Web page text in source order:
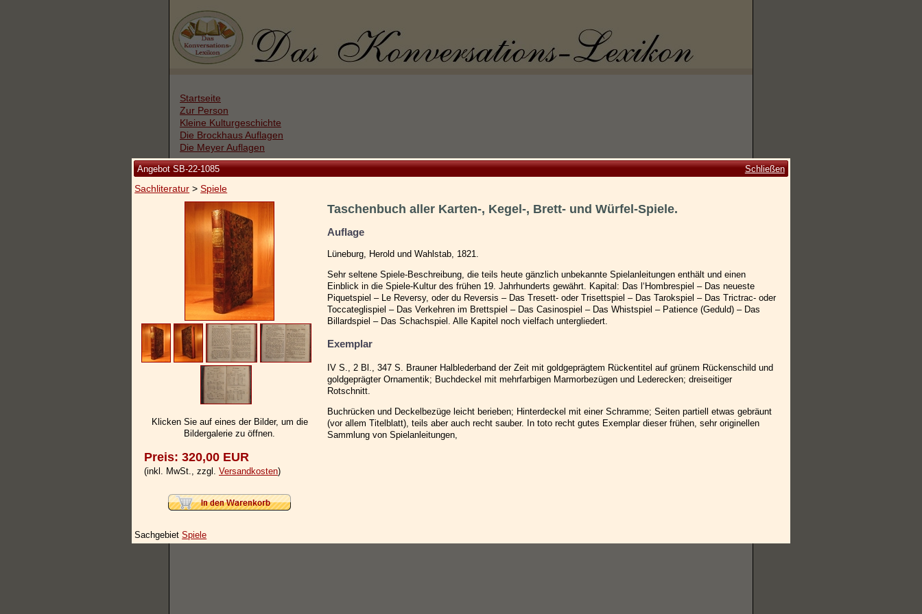
Startseite
Zur Person
Kleine Kulturgeschichte
Die Brockhaus Auflagen
Die Meyer Auflagen
Zu den Angeboten
Ankauf
Versand
Widerrufsbelehrung
Geschäftsbedingungen
Datenschutzerklärung
Impressum / Kontakt
Vertrag widerrufen
Ihr Warenkorb
Angebot SB-22-1085 Schließen
Sachliteratur >Spiele
Klicken Sie auf eines der Bilder, um die
Bildergalerie zu öffnen.
Preis: 320,00 EUR
(inkl. MwSt., zzgl. Versandkosten)
Taschenbuch aller Karten-, Kegel-, Brett- und Würfel-Spiele.
Auflage
Lüneburg, Herold und Wahlstab, 1821.
Sehr seltene Spiele-Beschreibung, die teils heute gänzlich unbekannte Spielanleitungen enthält und einen
Einblick in die Spiele-Kultur des frühen 19. Jahrhunderts gewährt. Kapital: Das l‘Hombrespiel – Das neueste
Piquetspiel – Le Reversy, oder du Reversis – Das Tresett- oder Trisettspiel – Das Tarokspiel – Das Trictrac- oder
Toccateglispiel – Das Verkehren im Brettspiel – Das Casinospiel – Das Whistspiel – Patience (Geduld) – Das
Billardspiel – Das Schachspiel. Alle Kapitel noch vielfach untergliedert.
Exemplar
IV S., 2 Bl., 347 S. Brauner Halblederband der Zeit mit goldgeprägtem Rückentitel auf grünem Rückenschild und
goldgeprägter Ornamentik; Buchdeckel mit mehrfarbigen Marmorbezügen und Lederecken; dreiseitiger
Rotschnitt.
Buchrücken und Deckelbezüge leicht berieben; Hinterdeckel mit einer Schramme; Seiten partiell etwas gebräunt
(vor allem Titelblatt), teils aber auch recht sauber. In toto recht gutes Exemplar dieser frühen, sehr originellen
Sammlung von Spielanleitungen,
SachgebietSpiele